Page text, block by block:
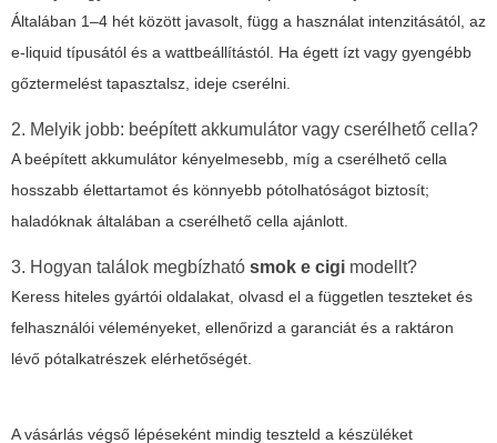
Általában 1–4 hét között javasolt, függ a használat intenzitásától, az
e-liquid típusától és a wattbeállítástól. Ha égett ízt vagy gyengébb
gőztermelést tapasztalsz, ideje cserélni.
2. Melyik jobb: beépített akkumulátor vagy cserélhető cella?
A beépített akkumulátor kényelmesebb, míg a cserélhető cella
hosszabb élettartamot és könnyebb pótolhatóságot biztosít;
haladóknak általában a cserélhető cella ajánlott.
3. Hogyan találok megbízható smok e cigi modellt?
Keress hiteles gyártói oldalakat, olvasd el a független teszteket és
felhasználói véleményeket, ellenőrizd a garanciát és a raktáron
lévő pótalkatrészek elérhetőségét.
A vásárlás végső lépéseként mindig teszteld a készüléket